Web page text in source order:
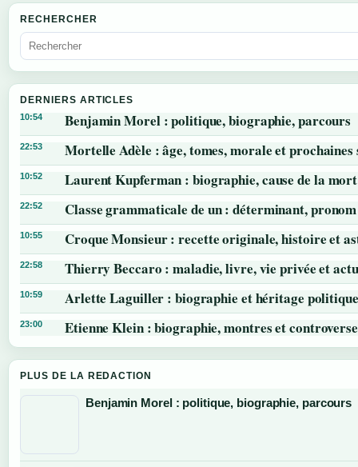
RECHERCHER
DERNIERS ARTICLES
10:54 Benjamin Morel : politique, biographie, parcours
22:53 Mortelle Adèle : âge, tomes, morale et prochaines
10:52 Laurent Kupferman : biographie, cause de la
22:52 Classe grammaticale de un : déterminant,
10:55 Croque Monsieur : recette originale, histoire et
22:58 Thierry Beccaro : maladie, livre, vie privée et
10:59 Arlette Laguiller : biographie et héritage politique
23:00 Etienne Klein : biographie, montres et
PLUS DE LA REDACTION
Benjamin Morel : politique, biographie, parcours